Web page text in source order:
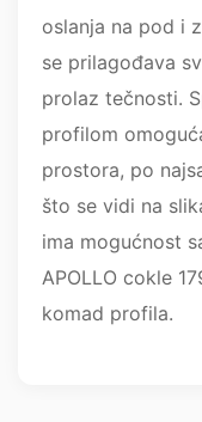
oslanja na pod i
se prilagođava
prolaz tečnosti.
profilom
prostora, po
što se vidi na
ima mogućnost
APOLLO cokle
komad profila.